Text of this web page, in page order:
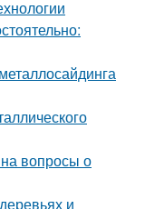
вопросы о
и